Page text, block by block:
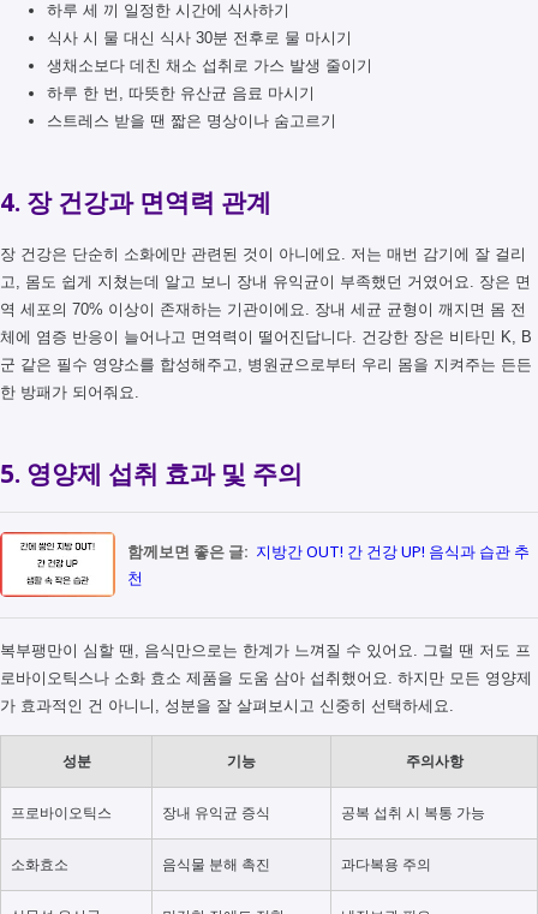
하루 세 끼 일정한 시간에 식사하기
식사 시 물 대신 식사 30분 전후로 물 마시기
생채소보다 데친 채소 섭취로 가스 발생 줄이기
하루 한 번, 따뜻한 유산균 음료 마시기
스트레스 받을 땐 짧은 명상이나 숨고르기
4. 장 건강과 면역력 관계
장 건강은 단순히 소화에만 관련된 것이 아니에요. 저는 매번 감기에 잘 걸리
고, 몸도 쉽게 지쳤는데 알고 보니 장내 유익균이 부족했던 거였어요. 장은 면
역 세포의 70% 이상이 존재하는 기관이에요. 장내 세균 균형이 깨지면 몸 전
체에 염증 반응이 늘어나고 면역력이 떨어진답니다. 건강한 장은 비타민 K, B
군 같은 필수 영양소를 합성해주고, 병원균으로부터 우리 몸을 지켜주는 든든
한 방패가 되어줘요.
5. 영양제 섭취 효과 및 주의
함께보면 좋은 글: 지방간 OUT! 간 건강 UP! 음식과 습관 추
천
복부팽만이 심할 땐, 음식만으로는 한계가 느껴질 수 있어요. 그럴 땐 저도 프
로바이오틱스나 소화 효소 제품을 도움 삼아 섭취했어요. 하지만 모든 영양제
가 효과적인 건 아니니, 성분을 잘 살펴보시고 신중히 선택하세요.
성분 기능 주의사항
프로바이오틱스 장내 유익균 증식 공복 섭취 시 복통 가능
소화효소 음식물 분해 촉진 과다복용 주의